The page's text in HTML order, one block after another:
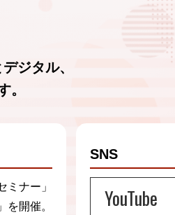
い。
ービスを提供できない場合があ
ジタル、
。
ミナー」
を開催。
SNS
YouTube